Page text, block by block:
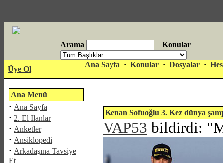
Arama Konular
Üye Ol
antalya
Ana Sayfa · Konular · Dosyalar ·
Ana Menü
· Ana Sayfa
· 2. El Ilanlar
· Anketler
· Ansiklopedi
· Arkadaşına Tavsiye
Et
Kenan Sofuoğlu 3. Kez dünya
VAP53 bildirdi: "